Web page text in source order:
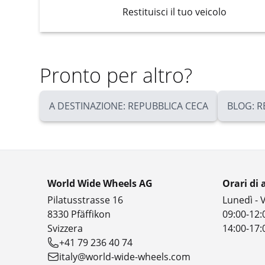
Restituisci il tuo veicolo
Pronto per altro?
A DESTINAZIONE: REPUBBLICA CECA BLOG:
World Wide Wheels AG
Pilatusstrasse 16
8330 Pfäffikon
Svizzera
+41 79 236 40 74
italy@world-wide-wheels.com
Orari di
Lunedì -
09:00-
14:00-